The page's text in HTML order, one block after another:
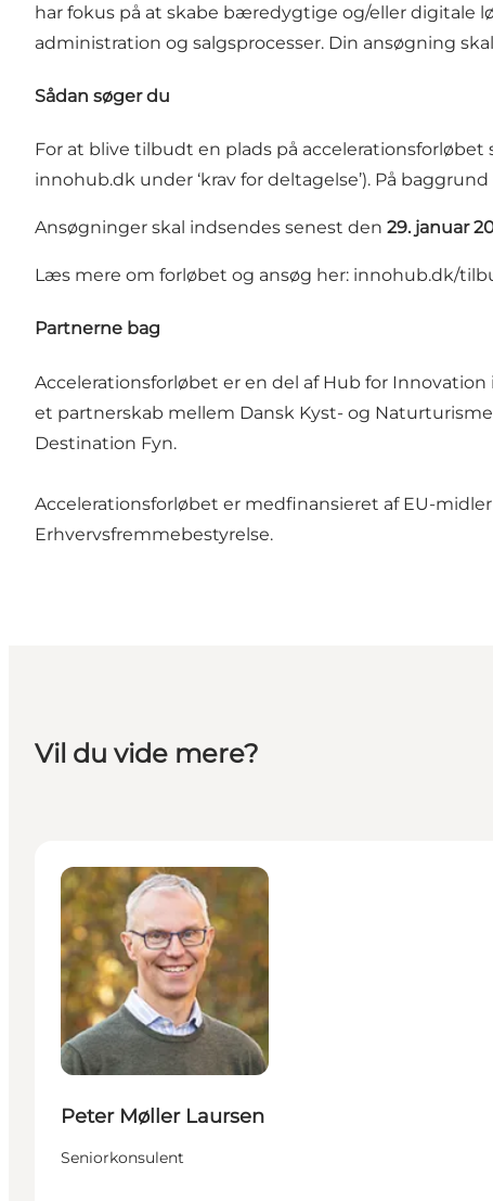
har fokus på at skabe bæredygtige og/eller digitale
administration og salgsprocesser. Din ansøgning
Sådan søger du
For at blive tilbudt en plads på
innohub.dk under ‘krav for deltagelse’). På
Ansøgninger skal indsendes senest den 29. januar
Læs mere om forløbet og ansøg her: innohub.dk/
Partnerne bag
Accelerationsforløbet er en del af Hub for
et partnerskab mellem Dansk Kyst- og
Destination Fyn.
Accelerationsforløbet er medfinansieret af EU-
Erhvervsfremmebestyrelse.
Vil du vide mere?
Peter Møller Laursen
Seniorkonsulent